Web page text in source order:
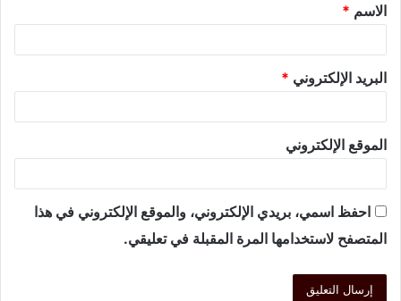
الاسم *
البريد الإلكتروني *
الموقع الإلكتروني
احفظ اسمي، بريدي الإلكتروني، والموقع الإلكتروني في هذا
المتصفح لاستخدامها المرة المقبلة في تعليقي.